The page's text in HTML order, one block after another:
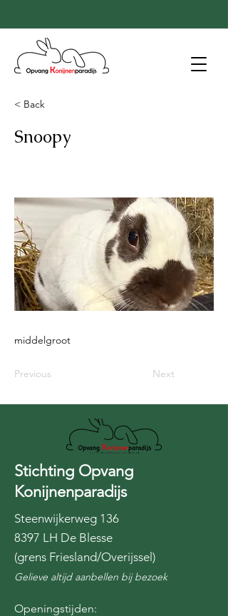
< Back
Snoopy
middelgroot
Previous Next
Stichting Opvang
Konijnenparadijs
Steenwijkerweg 136
8397 LH De Blesse
(grens Friesland/Overijssel)
Gelieve altijd aanbellen bij bezoek
Openingstijden: